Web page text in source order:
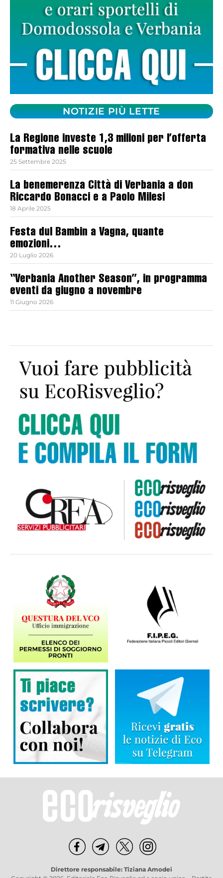
NOTIZIE PIÙ LETTE
La Regione investe 1,3 milioni per l’offerta
formativa nelle scuole
25 Settembre 2025
La benemerenza Città di Verbania a don
Riccardo Bonacci e a Paolo Milesi
18 Aprile 2025
Festa dul Bambin a Vagna, quante
emozioni…
20 Luglio 2026
“Verbania Another Season”, in programma
eventi da giugno a novembre
11 Giugno 2026
Direttore responsabile: Tiziana Amodei